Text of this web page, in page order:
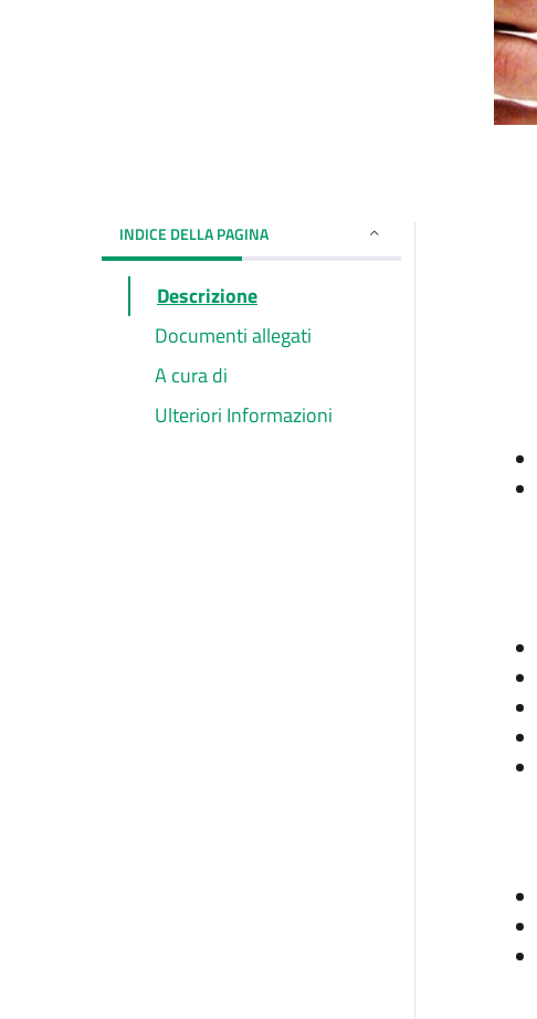
INDICE DELLA PAGINA
Descrizione
Documenti allegati
A cura di
Ulteriori Informazioni